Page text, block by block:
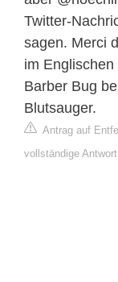
Twitter-
sagen. Merci
im
Barber Bug
Blutsauger.
Antrag auf
vollständige